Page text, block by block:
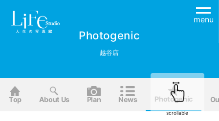
menu
Photogenic
越谷店
Top About Us Plan News Photogenic